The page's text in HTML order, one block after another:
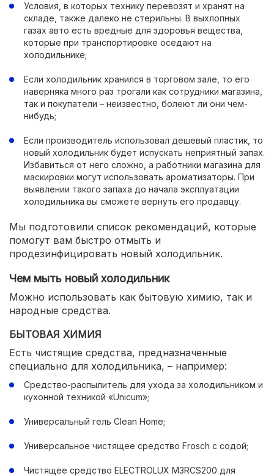
Условия, в которых технику перевозят и хранят на
складе, также далеко не стерильны. В выхлопных
газах авто есть вредные для здоровья вещества,
которые при транспортировке оседают на
холодильнике;
Если холодильник хранился в торговом зале, то его
наверняка много раз трогали как сотрудники магазина,
так и покупатели – неизвестно, болеют ли они чем-
нибудь;
Если производитель использовал дешевый пластик, то
новый холодильник будет испускать неприятный запах.
Избавиться от него сложно, а работники магазина для
маскировки могут использовать ароматизаторы. При
выявлении такого запаха до начала эксплуатации
холодильника вы сможете вернуть его продавцу.
Мы подготовили список рекомендаций, которые
помогут вам быстро отмыть и
продезинфицировать новый холодильник.
Чем мыть новый холодильник
Можно использовать как бытовую химию, так и
народные средства.
БЫТОВАЯ ХИМИЯ
Есть чистящие средства, предназначенные
специально для холодильника, – например:
Средство-распылитель для ухода за холодильником и
кухонной техникой «Unicum»;
Универсальный гель Clean Home;
Универсальное чистящее средство Frosch с содой;
Чистящее средство ELECTROLUX M3RCS200 для